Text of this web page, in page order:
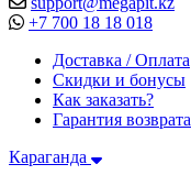
+7 700 18 18 018
Доставка / Оплата
Скидки и бонусы
Как заказать?
Гарантия возврата
Караганда